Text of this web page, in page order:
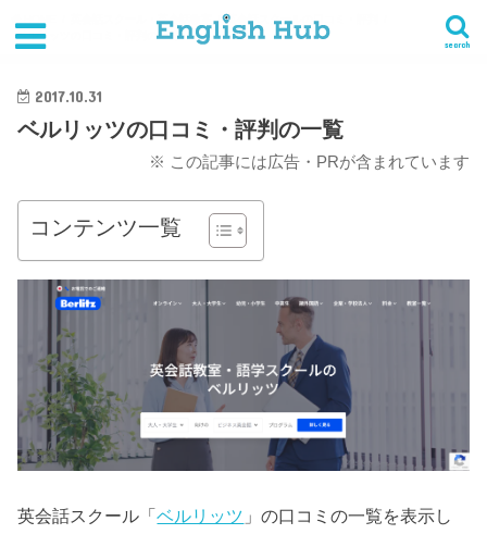
search
英会話スクール・英会話教室
英会話スクールの口コミ・評判
ベルリッツの口コミ・評判の一覧
2017.10.31
ベルリッツの口コミ・評判の一覧
※ この記事には広告・PRが含まれています
コンテンツ一覧
英会話スクール「ベルリッツ 」の口コミの一覧を表示し